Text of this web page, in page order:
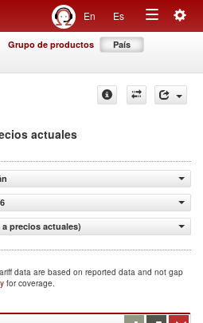
En Es
Toggle
Grupo de productos País
actuales
a precios actuales)
data are based on reported data and not gap
for coverage.